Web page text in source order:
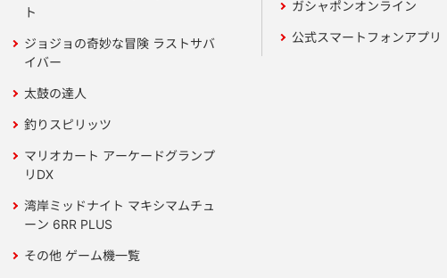
ト
ジョジョの奇妙な冒険 ラストサバ
イバー
太鼓の達人
釣りスピリッツ
マリオカート アーケードグランプ
リDX
湾岸ミッドナイト マキシマムチュ
ーン 6RR PLUS
その他 ゲーム機一覧
ガシャポンオンライン
公式スマートフォンアプリ